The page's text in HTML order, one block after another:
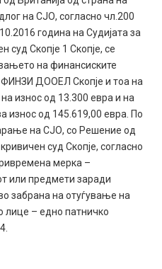
на СЈО, согласно чл.200
година на Судијата за
суд Скопје 1 Скопје, се
на финансиските
ДООЕЛ Скопје и тоа на
износ од 13.300 евра и на
износ од 145.619,00 евра. По
на СЈО, со Решение од
суд Скопје, согласно
мерка –
или предмети заради
забрана на отуѓување на
лице – едно патничко